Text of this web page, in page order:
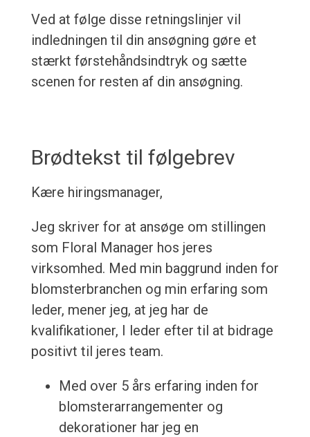
Ved at følge disse retningslinjer vil
indledningen til din ansøgning gøre et
stærkt førstehåndsindtryk og sætte
scenen for resten af din ansøgning.
Brødtekst til følgebrev
Kære hiringsmanager,
Jeg skriver for at ansøge om stillingen
som Floral Manager hos jeres
virksomhed. Med min baggrund inden for
blomsterbranchen og min erfaring som
leder, mener jeg, at jeg har de
kvalifikationer, I leder efter til at bidrage
positivt til jeres team.
Med over 5 års erfaring inden for
blomsterarrangementer og
dekorationer har jeg en